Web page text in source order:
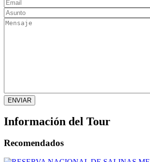
Información del Tour
Recomendados